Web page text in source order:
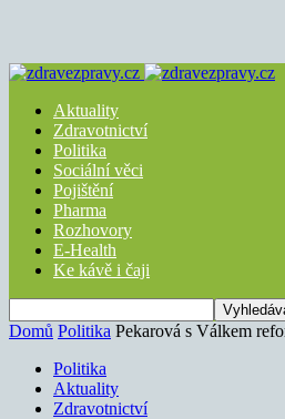
Aktuality
Zdravotnictví
Politika
Sociální věci
Pojištění
Pharma
Rozhovory
E-Health
Ke kávě i čaji
Domů Politika Pekarová s Válkem
Politika
Aktuality
Zdravotnictví